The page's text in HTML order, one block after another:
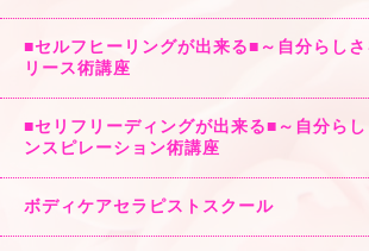
■セルフヒーリングが出来る■～自分らしさ
リース術講座
■セリフリーディングが出来る■～自分ら
ンスピレーション術講座
ボディケアセラピストスクール